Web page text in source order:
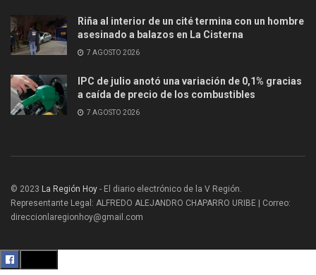
Riña al interior de un cité termina con un hombre
asesinado a balazos en La Cisterna
7 AGOSTO 2026
IPC de julio anotó una variación de 0,1% gracias
a caída de precio de los combustibles
7 AGOSTO 2026
© 2023 La Región Hoy - El diario electrónico de la V Región.
Representante Legal: ALFREDO ALEJANDRO CHAPARRO URIBE | Correo:
direccionlaregionhoy@gmail.com